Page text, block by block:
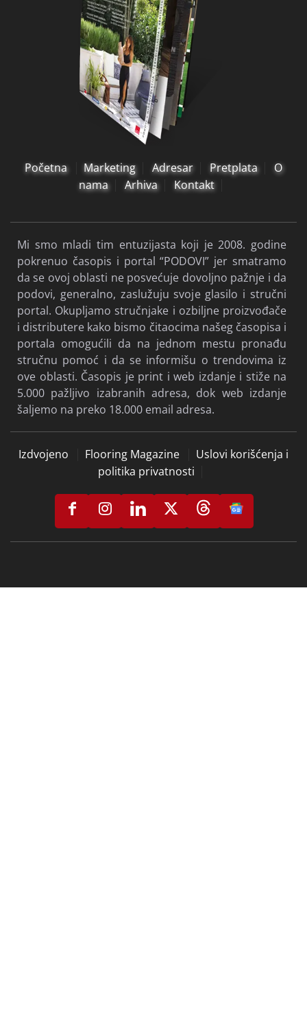
Početna Marketing Adresar Pretplata
O
nama
Arhiva Kontakt
Mi smo mladi tim entuzijasta koji je 2008. godine
pokrenuo časopis i portal “PODOVI” jer smatramo
da se ovoj oblasti ne posvećuje dovoljno pažnje i da
podovi, generalno, zaslužuju svoje glasilo i stručni
portal. Okupljamo stručnjake i ozbiljne proizvođače
i distributere kako bismo čitaocima našeg časopisa i
portala omogućili da na jednom mestu pronađu
stručnu pomoć i da se informišu o trendovima iz
ove oblasti. Časopis je print i web izdanje i stiže na
5.000 pažljivo izabranih adresa, dok web izdanje
šaljemo na preko 18.000 email adresa.
Izdvojeno Flooring Magazine
Uslovi korišćenja i
politika privatnosti